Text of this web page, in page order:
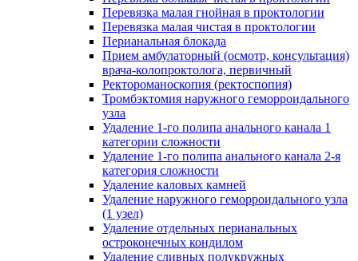
Перевязка малая гнойная в проктологии
Перевязка малая чистая в проктологии
Перианальная блокада
Прием амбулаторный (осмотр, консультация)
врача-колопроктолога, первичный
Ректороманоскопия (ректоспопия)
Тромбэктомия наружного геморроидального
узла
Удаление 1-го полипа анального канала 1
категории сложности
Удаление 1-го полипа анального канала 2-я
категория сложности
Удаление каловых камней
Удаление наружного геморроидального узла
(1 узел)
Удаление отдельных перианальных
остроконечных кондилом
Удаление сливных полукружных